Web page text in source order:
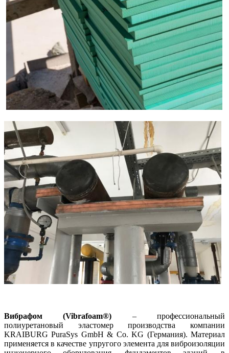
Вибрафом (Vibrafoam®) – профессиональный
полиуретановый эластомер производства компании
KRAIBURG PuraSys GmbH & Co. KG (Германия). Материал
применяется в качестве упругого элемента для виброизоляции